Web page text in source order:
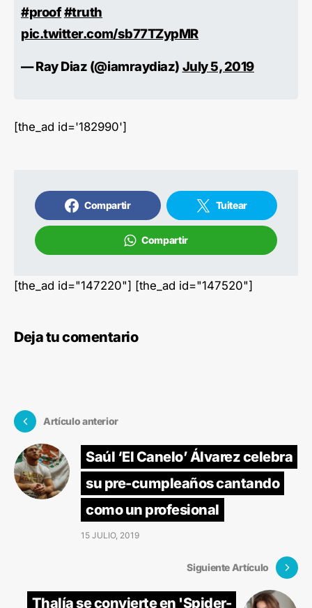
#proof#truth
pic.twitter.com/sb77TZypMR
— Ray Diaz (@iamraydiaz) July 5, 2019
[the_ad id='182990']
Compartir Tuitear
Compartir
[the_ad id="147220"] [the_ad id="147520"]
Deja tu comentario
Artículo anterior
Saúl ‘El Canelo’ Álvarez celebra
su pre-cumpleaños cantando
como un profesional
15 JULIO, 2019
Siguiente Artículo
Thalía se convierte en 'Spider-